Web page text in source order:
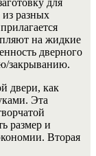
разных
на жидкие
дверного
закрыванию.
двери, как
Эта
размер и
Вторая